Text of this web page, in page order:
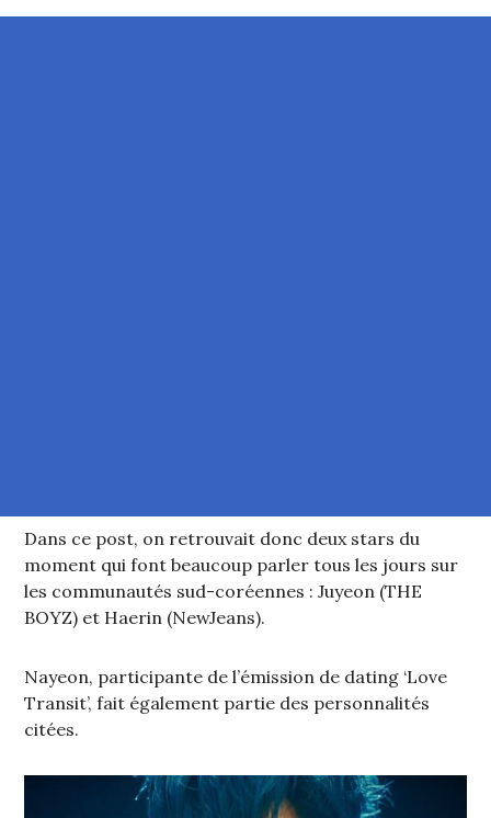
Dans ce post, on retrouvait donc deux stars du
moment qui font beaucoup parler tous les jours sur
les communautés sud-coréennes : Juyeon (THE
BOYZ) et Haerin (NewJeans).
Nayeon, participante de l’émission de dating ‘Love
Transit’, fait également partie des personnalités
citées.